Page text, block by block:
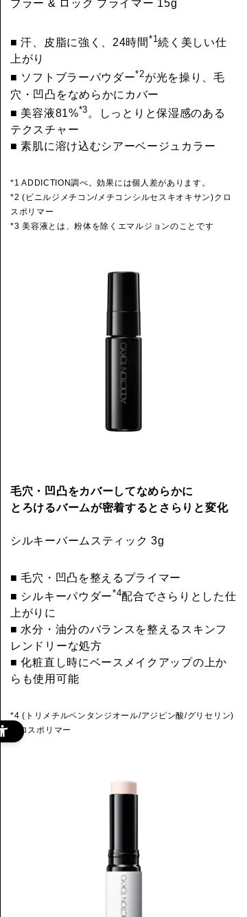
ブラー & ロック プライマー 15g
■ 汗、皮脂に強く、24時間 *1続く美しい仕
上がり
■ ソフトブラーパウダー*2が光を操り、毛
穴・凹凸をなめらかにカバー
■ 美容液81%*3 。しっとりと保湿感のある
テクスチャー
■ 素肌に溶け込むシアーベージュカラー
*1 ADDICTION調べ。効果には個人差があります。
*2 (ビニルジメチコン/メチコンシルセスキオキサン)クロ
スポリマー
*3 美容液とは、粉体を除くエマルジョンのことです
毛穴・凹凸をカバーしてなめらかに
とろけるバームが密着するとさらりと変化
シルキーバームスティック 3g
■ 毛穴・凹凸を整えるプライマー
■ シルキーパウダー*4配合でさらりとした仕
上がりに
■ 水分・油分のバランスを整えるスキンフ
レンドリーな処方
■ 化粧直し時にベースメイクアップの上か
らも使用可能
*4 (トリメチルペンタンジオール/アジピン酸/グリセリン)
クロスポリマー